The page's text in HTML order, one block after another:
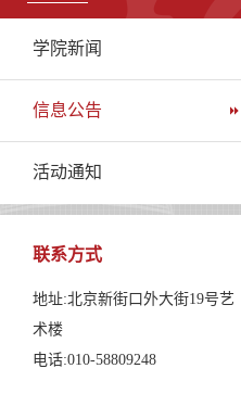
学院新闻
信息公告
活动通知
联系方式
地址:北京新街口外大街19号艺
术楼
电话:010-58809248